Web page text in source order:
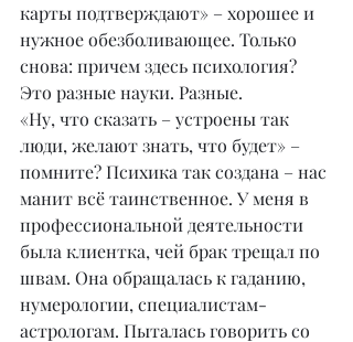
карты подтверждают» – хорошее и
нужное обезболивающее. Только
снова: причем здесь психология?
Это разные науки. Разные.
«Ну, что сказать – устроены так
люди, желают знать, что будет» –
помните? Психика так создана – нас
манит всё таинственное. У меня в
профессиональной деятельности
была клиентка, чей брак трещал по
швам. Она обращалась к гаданию,
нумерологии, специалистам-
астрологам. Пыталась говорить со